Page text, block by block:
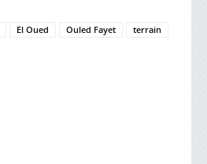
El Oued Ouled Fayet terrain